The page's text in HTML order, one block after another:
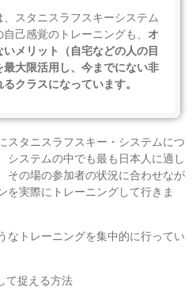
スタニスラフスキーシステム
己感覚のトレーニングも、 オ
メリット（自宅などの人の目
大限活用し、今までにない非
クラスになっています。
スタニスラフスキー・システムにつ
システムの中でも最も日本人に適し
その場の参加者の状況に合わせなが
を実際にトレーニングして行きま
なトレーニングを集中的に行ってい
て捉える方法